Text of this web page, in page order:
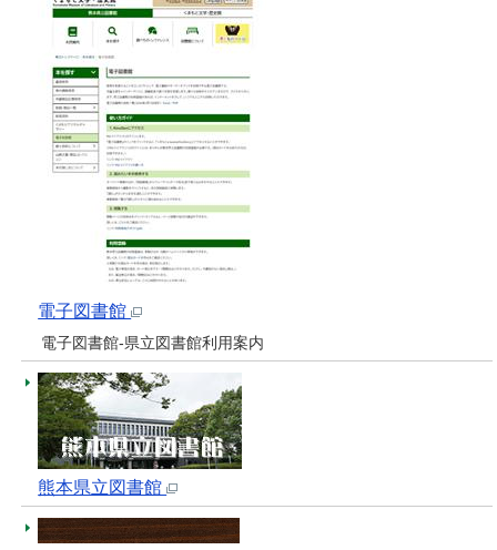
電子図書館
電子図書館-県立図書館利用案内
熊本県立図書館